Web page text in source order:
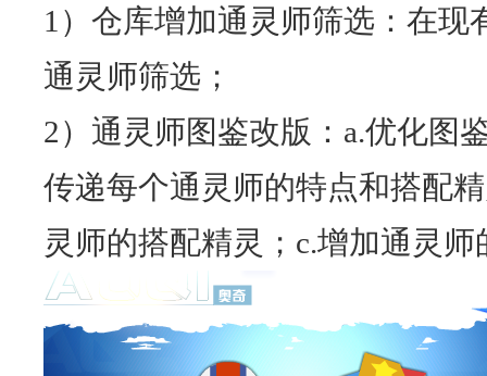
1）仓库增加通灵师筛选：在现
通灵师筛选；
2）通灵师图鉴改版：a.优化图
传递每个通灵师的特点和搭配
灵师的搭配精灵；c.增加通灵